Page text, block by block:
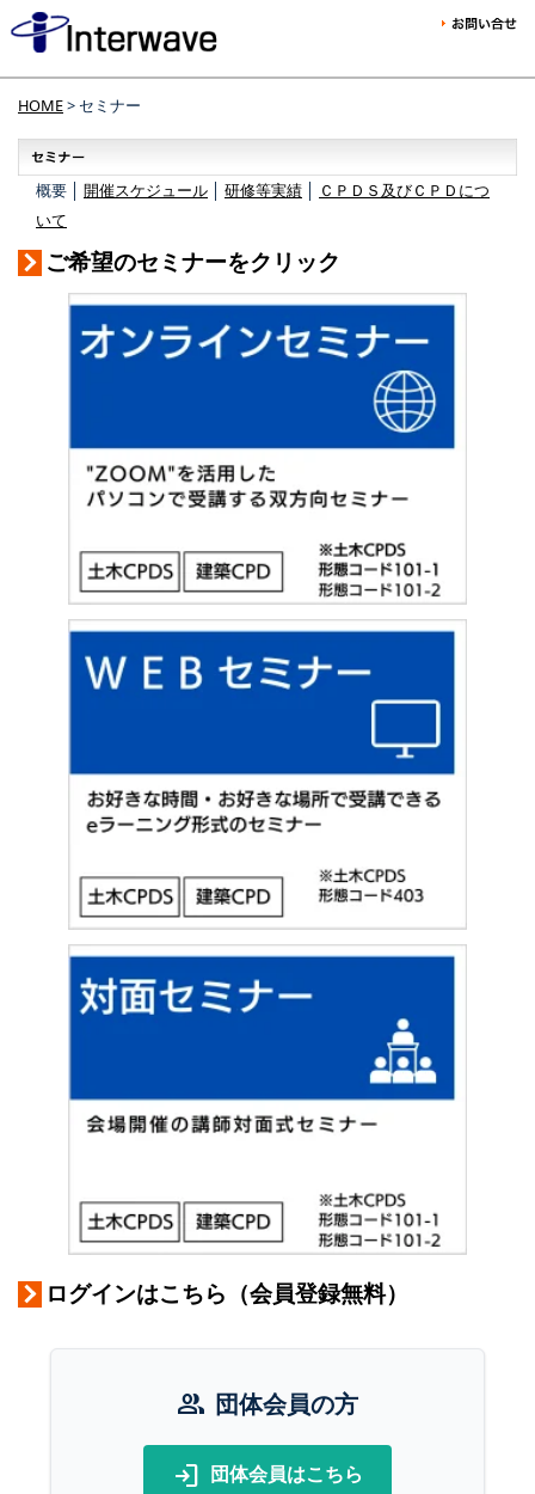
HOME> セミナー
概要 │ 開催スケジュール 研修等実績
ＣＰＤＳ及びＣＰＤにつ
いて
ご希望のセミナーをクリック
ログインはこちら（会員登録無料）
group 団体会員の方
login 団体会員はこちら